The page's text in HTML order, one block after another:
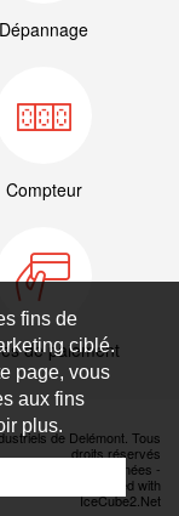
Dépannage
Compteur
de paiement
de Delémont. Tous
droits réservés
protection des données -
Artionet
Generated with
IceCube2.Net
fins de
ciblé.
page, vous
aux fins
plus.